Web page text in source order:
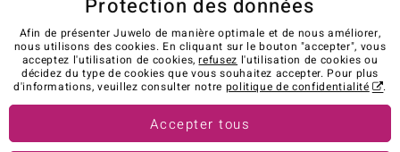
CGV Protection des données
Cookies
Mentions légales
Contact
Révocation du contrat
Visit our stores in other countries:
Protection des données
Afin de présenter Juwelo de manière optimale et de nous améliorer,
nous utilisons des cookies. En cliquant sur le bouton "accepter", vous
acceptez l'utilisation de cookies,refusez l'utilisation de cookies ou
décidez du type de cookies que vous souhaitez accepter. Pour plus
d'informations, veuillez consulter notre politique de confidentialité .
Accepter tous